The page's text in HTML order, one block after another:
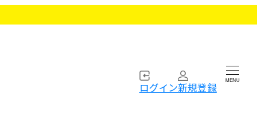
ログイン新規登録 MENU